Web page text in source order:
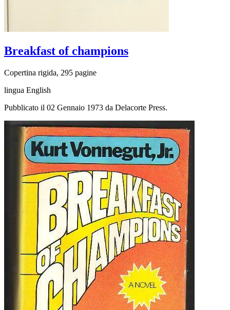
Breakfast of champions
Copertina rigida, 295 pagine
lingua English
Pubblicato il 02 Gennaio 1973 da Delacorte Press.